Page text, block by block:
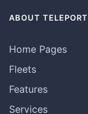
ABOUT
Home Pages
Fleets
Features
Services